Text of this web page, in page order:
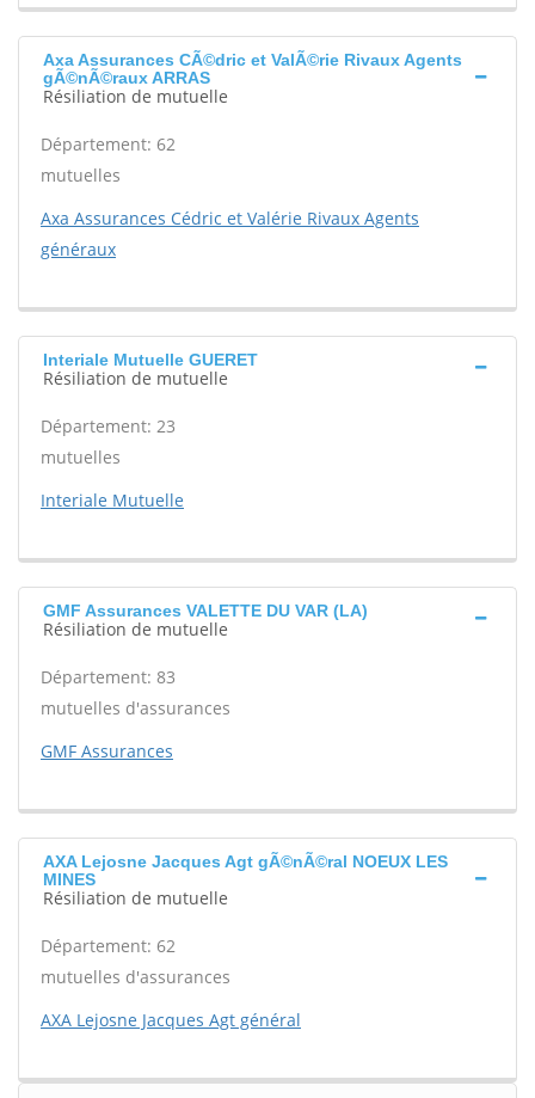
Axa Assurances CÃ©dric et ValÃ©rie Rivaux Agents
gÃ©nÃ©raux ARRAS
Résiliation de mutuelle
Département: 62
mutuelles
Axa Assurances Cédric et Valérie Rivaux Agents
généraux
Interiale Mutuelle GUERET
Résiliation de mutuelle
Département: 23
mutuelles
Interiale Mutuelle
GMF Assurances VALETTE DU VAR (LA)
Résiliation de mutuelle
Département: 83
mutuelles d'assurances
GMF Assurances
AXA Lejosne Jacques Agt gÃ©nÃ©ral NOEUX LES
MINES
Résiliation de mutuelle
Département: 62
mutuelles d'assurances
AXA Lejosne Jacques Agt général